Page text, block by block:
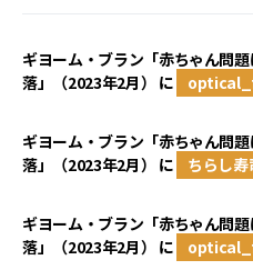
ギヨーム・ブラン「赤ちゃん問
落」（2023年2月） に
ギヨーム・ブラン「赤ちゃん問
落」（2023年2月） に ちらし寿
ギヨーム・ブラン「赤ちゃん問
落」（2023年2月） に